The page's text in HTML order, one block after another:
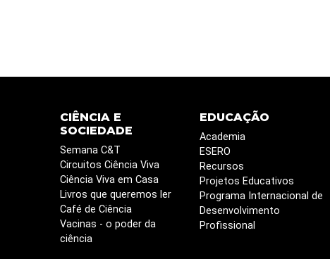
CIÊNCIA E
SOCIEDADE
Semana C&T
Circuitos Ciência Viva
Ciência Viva em Casa
Livros que queremos ler
Café de Ciência
Vacinas - o poder da
ciência
EDUCAÇÃO
Academia
ESERO
Recursos
Projetos Educativos
Programa Internacional de
Desenvolvimento
Profissional